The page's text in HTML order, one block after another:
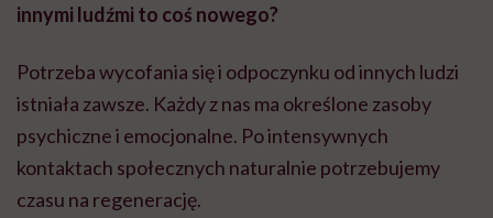
innymi ludźmi to coś nowego?
Potrzeba wycofania się i odpoczynku od innych ludzi
istniała zawsze. Każdy z nas ma określone zasoby
psychiczne i emocjonalne. Po intensywnych
kontaktach społecznych naturalnie potrzebujemy
czasu na regenerację.